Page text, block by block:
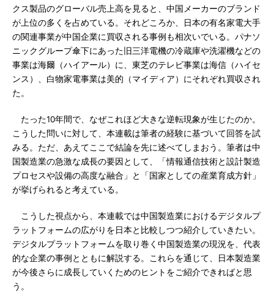
クス製品のグローバル売上高を見ると、中国メーカーのブランド
が上位の多くを占めている。それどころか、日本の有名家電大手
の関連事業が中国企業に買収される事例も相次いでいる。パナソ
ニックグループ傘下にあった旧三洋電機の冷蔵庫や洗濯機などの
事業は海爾（ハイアール）に、東芝のテレビ事業は海信（ハイセ
ンス）、白物家電事業は美的（マイディア）にそれぞれ買収され
た。
たった10年間で、なぜこれほど大きな逆転現象が生じたのか。
こうした問いに対して、本連載は筆者の経験に基づいて回答を試
みる。ただ、あえてここで結論を先に述べてしまおう。筆者は中
国製造業の急激な成長の要因として、「情報通信技術と設計製造
プロセスや設備の高度な融合」と「国家としての産業育成方針」
が挙げられると考えている。
こうした視点から、本連載では中国製造業におけるデジタルプ
ラットフォームの広がりを日本と比較しつつ紹介していきたい。
デジタルプラットフォームを取り巻く中国製造業の現況を、代表
的な企業の事例とともに解説する。これらを通じて、日本製造業
が今後さらに成長していくためのヒントをご紹介できればと思
う。